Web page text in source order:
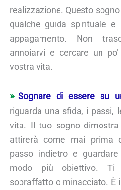
realizzazione. Questo
qualche guida spirituale
appagamento. Non
annoiarvi e cercare un
vostra vita.
Sognare di essere su
riguarda una sfida, i passi,
vita. Il tuo sogno
attirerà come mai prima
passo indietro e
modo più obiettivo. Ti
sopraffatto o minacciato. È